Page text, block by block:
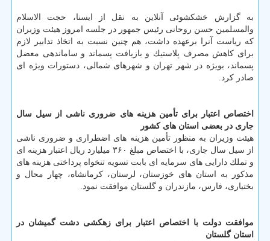
به گزارش خشكشوئی آنلاین به نقل از ایسنا، حجت الاسلام
والمسلمین حسن روحانی رئیس جمهور در جلسه امروز هیئت وزیران
كه ریاست آنرا برعهده داشت، هم چنین نسبت به اتخاذ تدابیر لازم
برای كاهش مصرف پلاستیك و بازیافت پسماند و ساماندهی معضل
پسماند، بویژه در شهر تهران و شهرهای شمالی، دستورات ویژه ای
صادر كرد.
اختصاص اعتبار برای تأمین هزینه های ضروری ناشی از سیل سال
جاری در بعضی استان های كشور
هیئت وزیران به منظور تأمین هزینه های اضطراری و ضروری ناشی
از سیل سال جاری، با اختصاص مبلغ ۳۶۰ میلیارد ریال اعتبار هزینه ای
و تملك دارایی های سرمایه ای بابت تسویه تنخواه پرداختی هزینه های
مذكور به استان های خوزستان، لرستان، كرمانشاه، چهار محال و
بختیاری، فارس، مازندران و گلستان موافقت نمود.
موافقت دولت با اختصاص اعتبار برای زهكشی دشت گمیشان در
استان گلستان